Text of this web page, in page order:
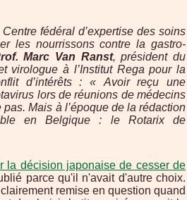
fédéral d’expertise des soins
les nourrissons contre la gastro-
Marc Van Ranst, président du
virologue à l’Institut Rega pour la
d’intérêts : « Avoir reçu une
lors de réunions de médecins
Mais à l’époque de la rédaction
en Belgique : le Rotarix de
la décision japonaise de cesser de
parce qu'il n'avait d'autre choix.
remise en question quand